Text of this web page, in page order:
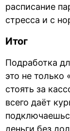
расписание
стресса и с
Итог
Подработка
это не только
стоять за
всего даёт
деньги без